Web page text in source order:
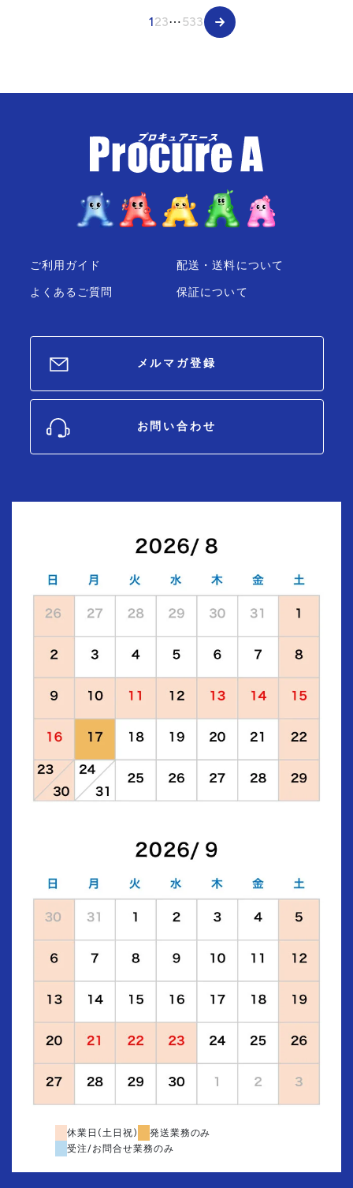
123⋯533
ご利用ガイド
よくあるご質問
配送・送料について
保証について
メルマガ登録
お問い合わせ
休業日(土日祝)
発送業務のみ
受注/お問合せ業務のみ